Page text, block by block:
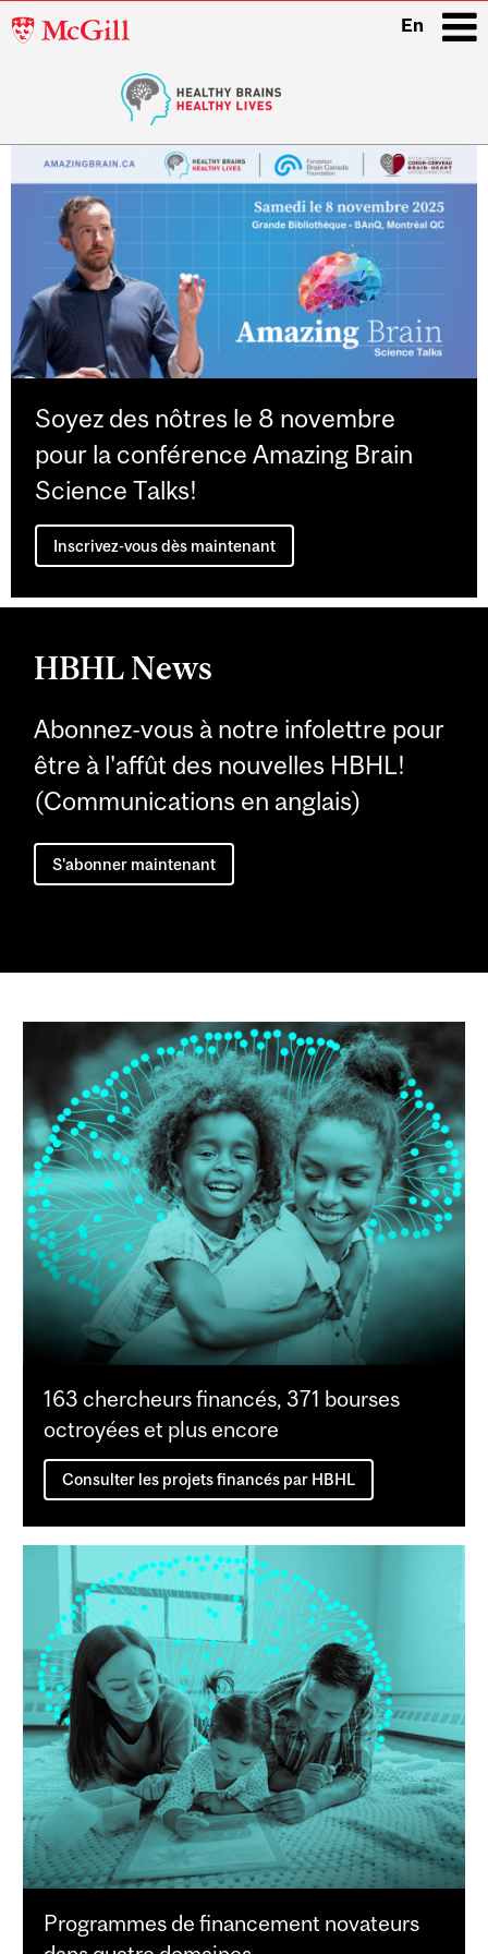
McGill
En
Main
navigation
Soyez des nôtres le 8 novembre
pour la conférence Amazing Brain
Science Talks!
Inscrivez-vous dès maintenant
HBHL News
Abonnez-vous à notre infolettre pour
être à l'affût des nouvelles HBHL!
(Communications en anglais)
S'abonner maintenant
163 chercheurs financés, 371 bourses
octroyées et plus encore
Consulter les projets financés par HBHL
Programmes de financement novateurs